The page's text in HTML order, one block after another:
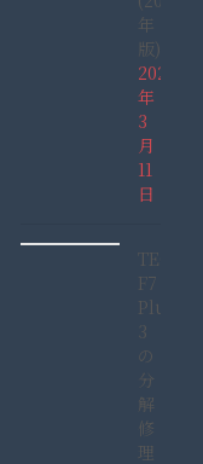
年
版)
2022
年
3
月
11
日
TECLAST
F7
Plus
3
の
分
解
修
理